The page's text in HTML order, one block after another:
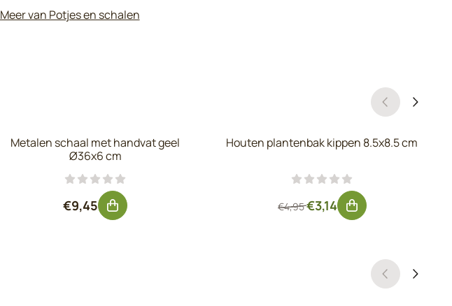
Meer van Potjes en schalen
Metalen schaal met handvat geel
Ø36x6 cm
Prijs: 9,45, exclusief btw: 7,81
€9,45
Houten plantenbak kippen 8.5x8.5 cm
Van 4,95 voor 3,14,
€4,95€3,14